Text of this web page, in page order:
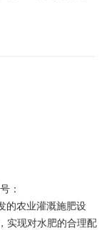
维效率。 扩展性
：
的农业灌溉施肥设
实现对水肥的合理配